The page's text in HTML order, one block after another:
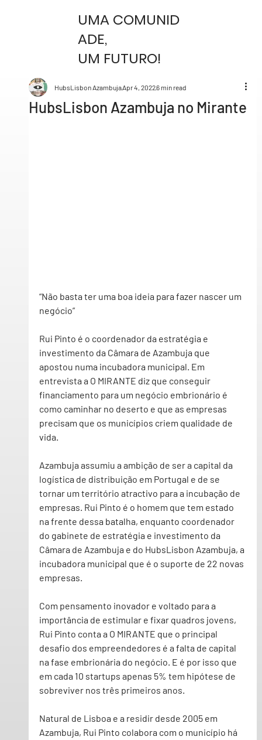
UMA COMUNID
ADE,
UM FUTURO!
HubsLisbon Azambuja no Mirante
HubsLisbon AzambujaApr 4, 20226 min read
“Não basta ter uma boa ideia para fazer nascer um
negócio”
Rui Pinto é o coordenador da estratégia e
investimento da Câmara de Azambuja que
apostou numa incubadora municipal. Em
entrevista a O MIRANTE diz que conseguir
financiamento para um negócio embrionário é
como caminhar no deserto e que as empresas
precisam que os municípios criem qualidade de
vida.
Azambuja assumiu a ambição de ser a capital da
logística de distribuição em Portugal e de se
tornar um território atractivo para a incubação de
empresas. Rui Pinto é o homem que tem estado
na frente dessa batalha, enquanto coordenador
do gabinete de estratégia e investimento da
Câmara de Azambuja e do HubsLisbon Azambuja, a
incubadora municipal que é o suporte de 22 novas
empresas.
Com pensamento inovador e voltado para a
importância de estimular e fixar quadros jovens,
Rui Pinto conta a O MIRANTE que o principal
desafio dos empreendedores é a falta de capital
na fase embrionária do negócio. E é por isso que
em cada 10 startups apenas 5% tem hipótese de
sobreviver nos três primeiros anos.
Natural de Lisboa e a residir desde 2005 em
Azambuja, Rui Pinto colabora com o município há